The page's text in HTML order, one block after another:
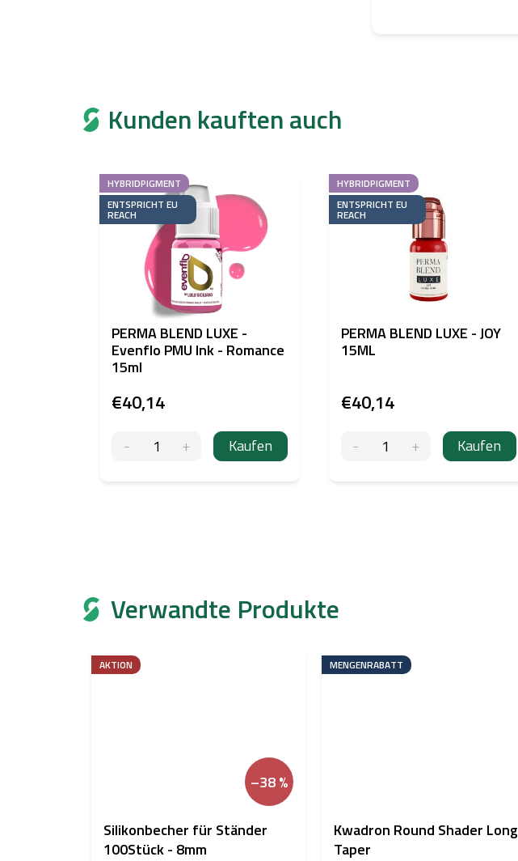
Verwandte Produkte
AKTION
–38 %
Silikonbecher für Ständer
100Stück - 8mm
MENGENRABATT
Kwadron Round Shader Long
Taper
Kunden kauften auch
HYBRIDPIGMENT
ENTSPRICHT EU
REACH
PERMA BLEND LUXE -
Evenflo PMU Ink - Romance
15ml
€40,14
Kaufen
HYBRIDPIGMENT
ENTSPRICHT EU
REACH
PERMA BLEND LUXE - JOY
15ML
€40,14
Kaufen